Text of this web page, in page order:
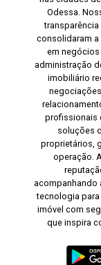
Odessa.
consolidaram
em
administração
imobiliário
profissionais
soluções
proprietários,
operação.
acompanhando
tecnologia para
imóvel com
que inspira